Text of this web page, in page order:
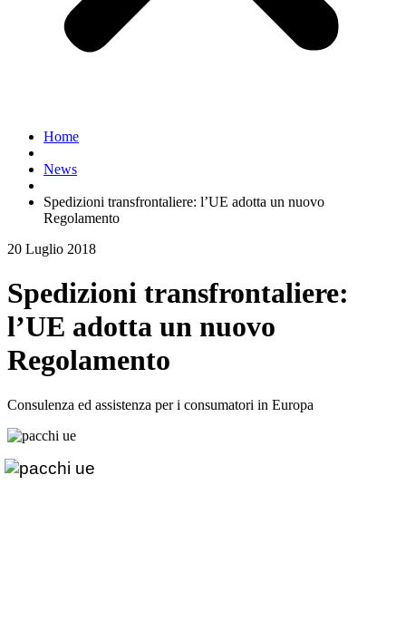
Home
News
Spedizioni transfrontaliere: l’UE adotta un nuovo
Regolamento
20 Luglio 2018
Spedizioni transfrontaliere:
l’UE adotta un nuovo
Regolamento
Consulenza ed assistenza per i consumatori in Europa